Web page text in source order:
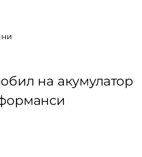
на акумулатор